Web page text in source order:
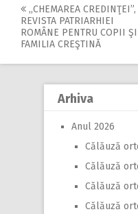
Post
navigation
,,CHEMAREA CREDINŢEI”,
REVISTA PATRIARHIEI
ROMÂNE PENTRU COPII ŞI
FAMILIA CREŞTINĂ
Arhiva
Anul 2026
Călăuză
Călăuză
Călăuză
Călăuză